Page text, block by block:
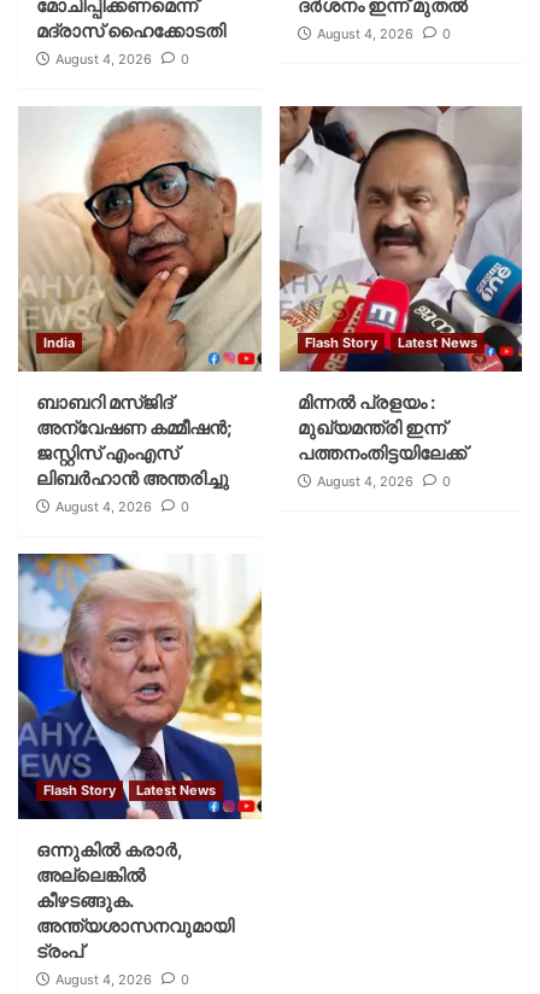
മോചിപ്പിക്കണമെന്ന്
മദ്രാസ് ഹൈക്കോടതി
August 4, 2026 0
ദര്‍ശനം ഇന്ന് മുതല്‍
August 4, 2026 0
India
ബാബറി മസ്ജിദ്
അന്വേഷണ കമ്മീഷന്‍;
ജസ്റ്റിസ് എംഎസ്
ലിബര്‍ഹാന്‍ അന്തരിച്ചു
August 4, 2026 0
Flash Story Latest News
മിന്നല്‍ പ്രളയം :
മുഖ്യമന്ത്രി ഇന്ന്
പത്തനംതിട്ടയിലേക്ക്
August 4, 2026 0
Flash Story Latest News
ഒന്നുകില്‍ കരാര്‍,
അല്ലെങ്കില്‍
കീഴടങ്ങുക.
അന്ത്യശാസനവുമായി
ട്രംപ്
August 4, 2026 0